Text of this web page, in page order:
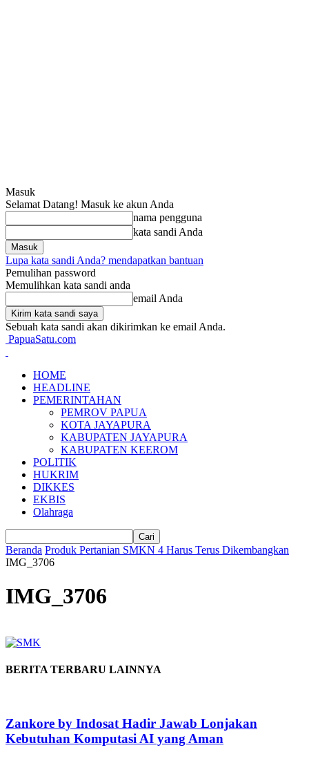
Masuk
Selamat Datang! Masuk ke akun Anda
nama pengguna
kata sandi Anda
Lupa kata sandi Anda? mendapatkan bantuan
Pemulihan password
Memulihkan kata sandi anda
email Anda
Sebuah kata sandi akan dikirimkan ke email Anda.
PapuaSatu.com
HOME
HEADLINE
PEMERINTAHAN
PEMROV PAPUA
KOTA JAYAPURA
KABUPATEN JAYAPURA
KABUPATEN KEEROM
POLITIK
HUKRIM
DIKKES
EKBIS
Olahraga
Beranda Produk Pertanian SMKN 4 Harus Terus Dikembangkan
IMG_3706
IMG_3706
BERITA TERBARU LAINNYA
Zankore by Indosat Hadir Jawab Lonjakan
Kebutuhan Komputasi AI yang Aman